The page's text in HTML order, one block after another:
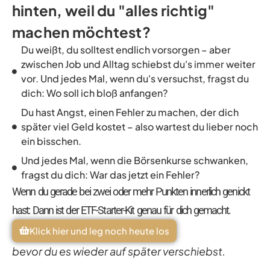
hinten, weil du "alles richtig"
machen möchtest?
Du weißt, du solltest endlich vorsorgen – aber
zwischen Job und Alltag schiebst du's immer weiter
vor. Und jedes Mal, wenn du's versuchst, fragst du
dich: Wo soll ich bloß anfangen?
Du hast Angst, einen Fehler zu machen, der dich
später viel Geld kostet – also wartest du lieber noch
ein bisschen.
Und jedes Mal, wenn die Börsenkurse schwanken,
fragst du dich: War das jetzt ein Fehler?
Wenn du gerade bei zwei oder mehr Punkten innerlich genickt
hast: Dann ist der ETF-Starter-Kit genau für dich gemacht.
Klick hier und leg noch heute los
bevor du es wieder auf später verschiebst.